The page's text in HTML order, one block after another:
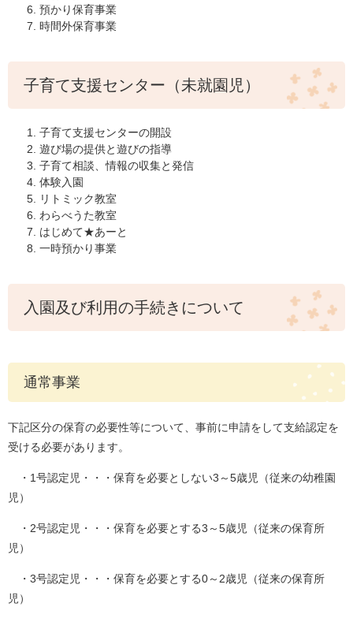
預かり保育事業
時間外保育事業
子育て支援センター（未就園児）
子育て支援センターの開設
遊び場の提供と遊びの指導
子育て相談、情報の収集と発信
体験入園
リトミック教室
わらべうた教室
はじめて★あーと
一時預かり事業
入園及び利用の手続きについて
通常事業
下記区分の保育の必要性等について、事前に申請をして支給認定を
受ける必要があります。
・1号認定児・・・保育を必要としない3～5歳児（従来の幼稚園
児）
・2号認定児・・・保育を必要とする3～5歳児（従来の保育所
児）
・3号認定児・・・保育を必要とする0～2歳児（従来の保育所
児）